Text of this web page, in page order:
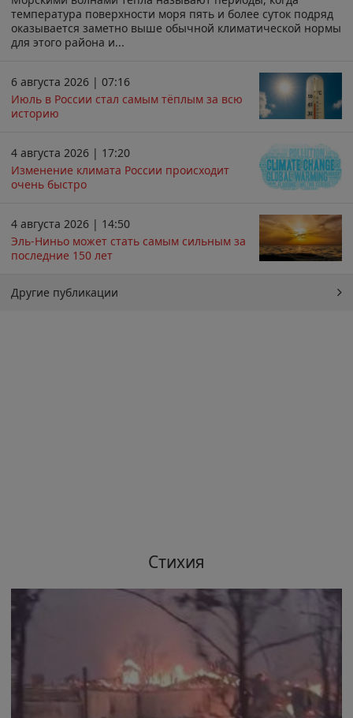
температура поверхности моря пять и более суток подряд
оказывается заметно выше обычной климатической нормы
для этого района и...
6 августа 2026 | 07:16
Июль в России стал самым тёплым за всю
историю
4 августа 2026 | 17:20
Изменение климата России происходит
очень быстро
4 августа 2026 | 14:50
Эль-Ниньо может стать самым сильным за
последние 150 лет
Другие публикации
Стихия